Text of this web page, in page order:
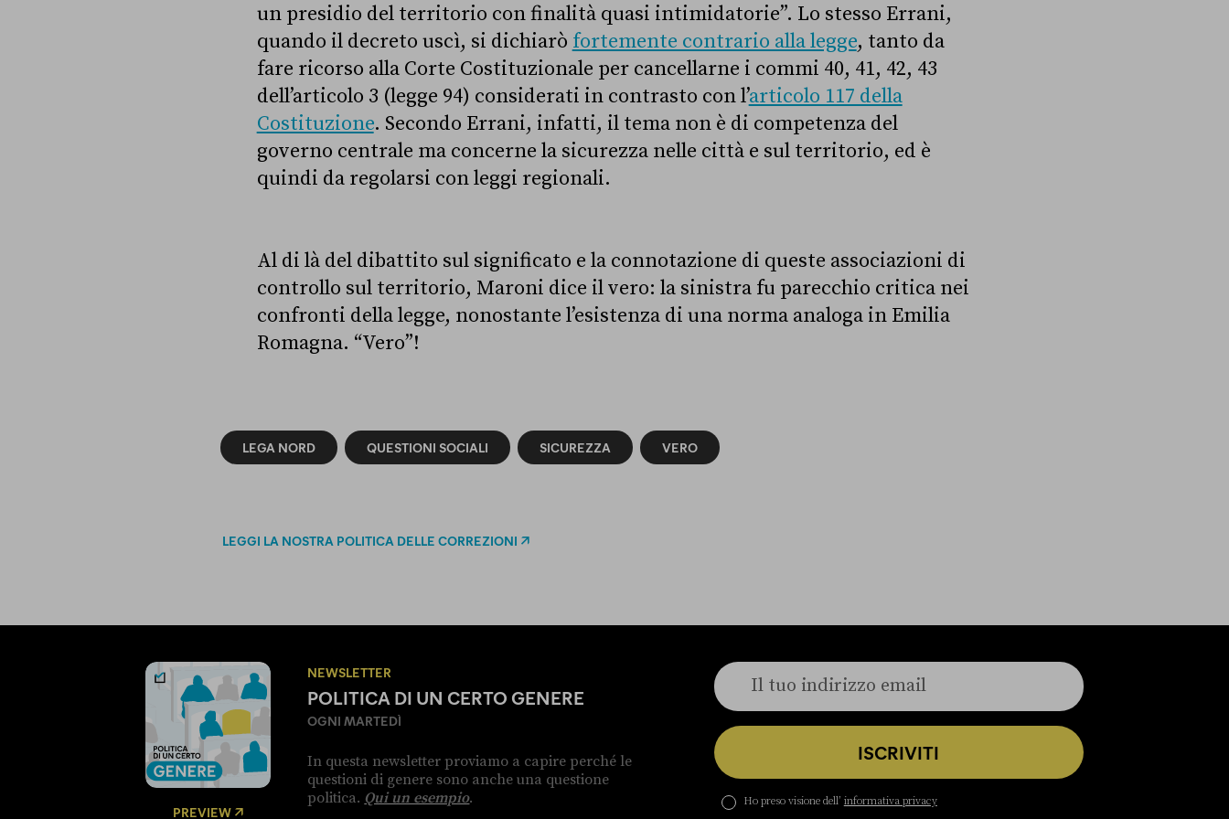
un presidio del territorio con finalità quasi inti­midatorie”. Lo stesso Errani,
quando il decreto uscì, si dichiarò fortemente contrario alla legge, tanto da
fare ricorso alla Corte Costituzionale per cancellarne i commi 40, 41, 42, 43
dell’articolo 3 (legge 94) considerati in contrasto con l’articolo 117 della
Costituzione. Secondo Errani, infatti, il tema non è di competenza del
governo centrale ma concerne la sicurezza nelle città e sul territorio, ed è
quindi da regolarsi con leggi regionali.
Al di là del dibattito sul significato e la connotazione di queste associazioni di
controllo sul territorio, Maroni dice il vero: la sinistra fu parecchio critica nei
confronti della legge, nonostante l’esistenza di una norma analoga in Emilia
Romagna. “Vero”!
LEGA NORD QUESTIONI SOCIALI SICUREZZA VERO
LEGGI LA NOSTRA POLITICA DELLE CORREZIONI
PREVIEW
NEWSLETTER
POLITICA DI UN CERTO GENERE
OGNI MARTEDÌ
In questa newsletter proviamo a capire perché le
questioni di genere sono anche una questione
politica. Qui un esempio.
ISCRIVITI
Ho preso visione dell’ informativa privacy